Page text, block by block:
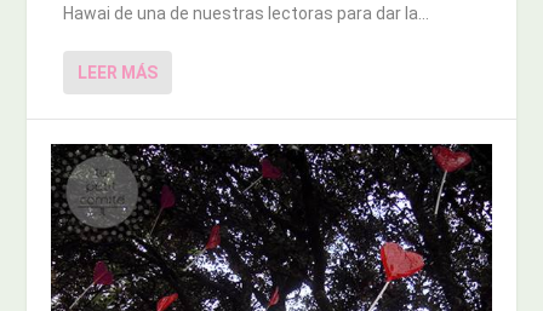
Hawai de una de nuestras lectoras para dar la...
LEER MÁS